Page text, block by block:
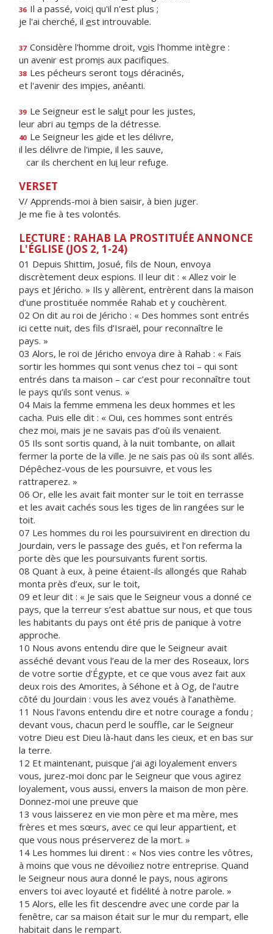
36 Il a passé, voici qu'il n'est plus ;
je l'ai cherché, il est introuvable.
37 Considère l'homme droit, vois l'homme intègre :
un avenir est promis aux pacifiques.
38 Les pécheurs seront tous déracinés,
et l'avenir des impies, anéanti.
39 Le Seigneur est le salut pour les justes,
leur abri au temps de la détresse.
40 Le Seigneur les aide et les délivre,
il les délivre de l'impie, il les sauve,
car ils cherchent en lui leur refuge.
VERSET
V/ Apprends-moi à bien saisir, à bien juger.
Je me fie à tes volontés.
LECTURE : RAHAB LA PROSTITUÉE ANNONCE
L'ÉGLISE (JOS 2, 1-24)
01 Depuis Shittim, Josué, fils de Noun, envoya
discrètement deux espions. Il leur dit : « Allez voir le
pays et Jéricho. » Ils y allèrent, entrèrent dans la maison
d’une prostituée nommée Rahab et y couchèrent.
02 On dit au roi de Jéricho : « Des hommes sont entrés
ici cette nuit, des fils d’Israël, pour reconnaître le
pays. »
03 Alors, le roi de Jéricho envoya dire à Rahab : « Fais
sortir les hommes qui sont venus chez toi – qui sont
entrés dans ta maison – car c’est pour reconnaître tout
le pays qu’ils sont venus. »
04 Mais la femme emmena les deux hommes et les
cacha. Puis elle dit : « Oui, ces hommes sont entrés
chez moi, mais je ne savais pas d’où ils venaient.
05 Ils sont sortis quand, à la nuit tombante, on allait
fermer la porte de la ville. Je ne sais pas où ils sont allés.
Dépêchez-vous de les poursuivre, et vous les
rattraperez. »
06 Or, elle les avait fait monter sur le toit en terrasse
et les avait cachés sous les tiges de lin rangées sur le
toit.
07 Les hommes du roi les poursuivirent en direction du
Jourdain, vers le passage des gués, et l’on referma la
porte dès que les poursuivants furent sortis.
08 Quant à eux, à peine étaient-ils allongés que Rahab
monta près d’eux, sur le toit,
09 et leur dit : « Je sais que le Seigneur vous a donné ce
pays, que la terreur s’est abattue sur nous, et que tous
les habitants du pays ont été pris de panique à votre
approche.
10 Nous avons entendu dire que le Seigneur avait
asséché devant vous l’eau de la mer des Roseaux, lors
de votre sortie d’Égypte, et ce que vous avez fait aux
deux rois des Amorites, à Séhone et à Og, de l’autre
côté du Jourdain : vous les avez voués à l’anathème.
11 Nous l’avons entendu dire et notre courage a fondu ;
devant vous, chacun perd le souffle, car le Seigneur
votre Dieu est Dieu là-haut dans les cieux, et en bas sur
la terre.
12 Et maintenant, puisque j’ai agi loyalement envers
vous, jurez-moi donc par le Seigneur que vous agirez
loyalement, vous aussi, envers la maison de mon père.
Donnez-moi une preuve que
13 vous laisserez en vie mon père et ma mère, mes
frères et mes sœurs, avec ce qui leur appartient, et
que vous nous préserverez de la mort. »
14 Les hommes lui dirent : « Nos vies contre les vôtres,
à moins que vous ne dévoiliez notre entreprise. Quand
le Seigneur nous aura donné le pays, nous agirons
envers toi avec loyauté et fidélité à notre parole. »
15 Alors, elle les fit descendre avec une corde par la
fenêtre, car sa maison était sur le mur du rempart, elle
habitait dans le rempart.